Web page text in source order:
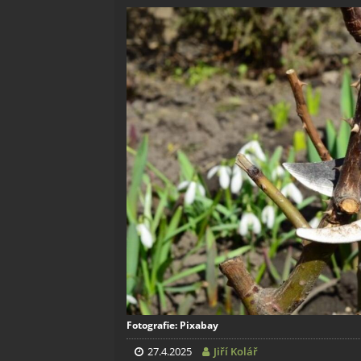
Fotografie: Pixabay
27.4.2025 Jiří Kolář